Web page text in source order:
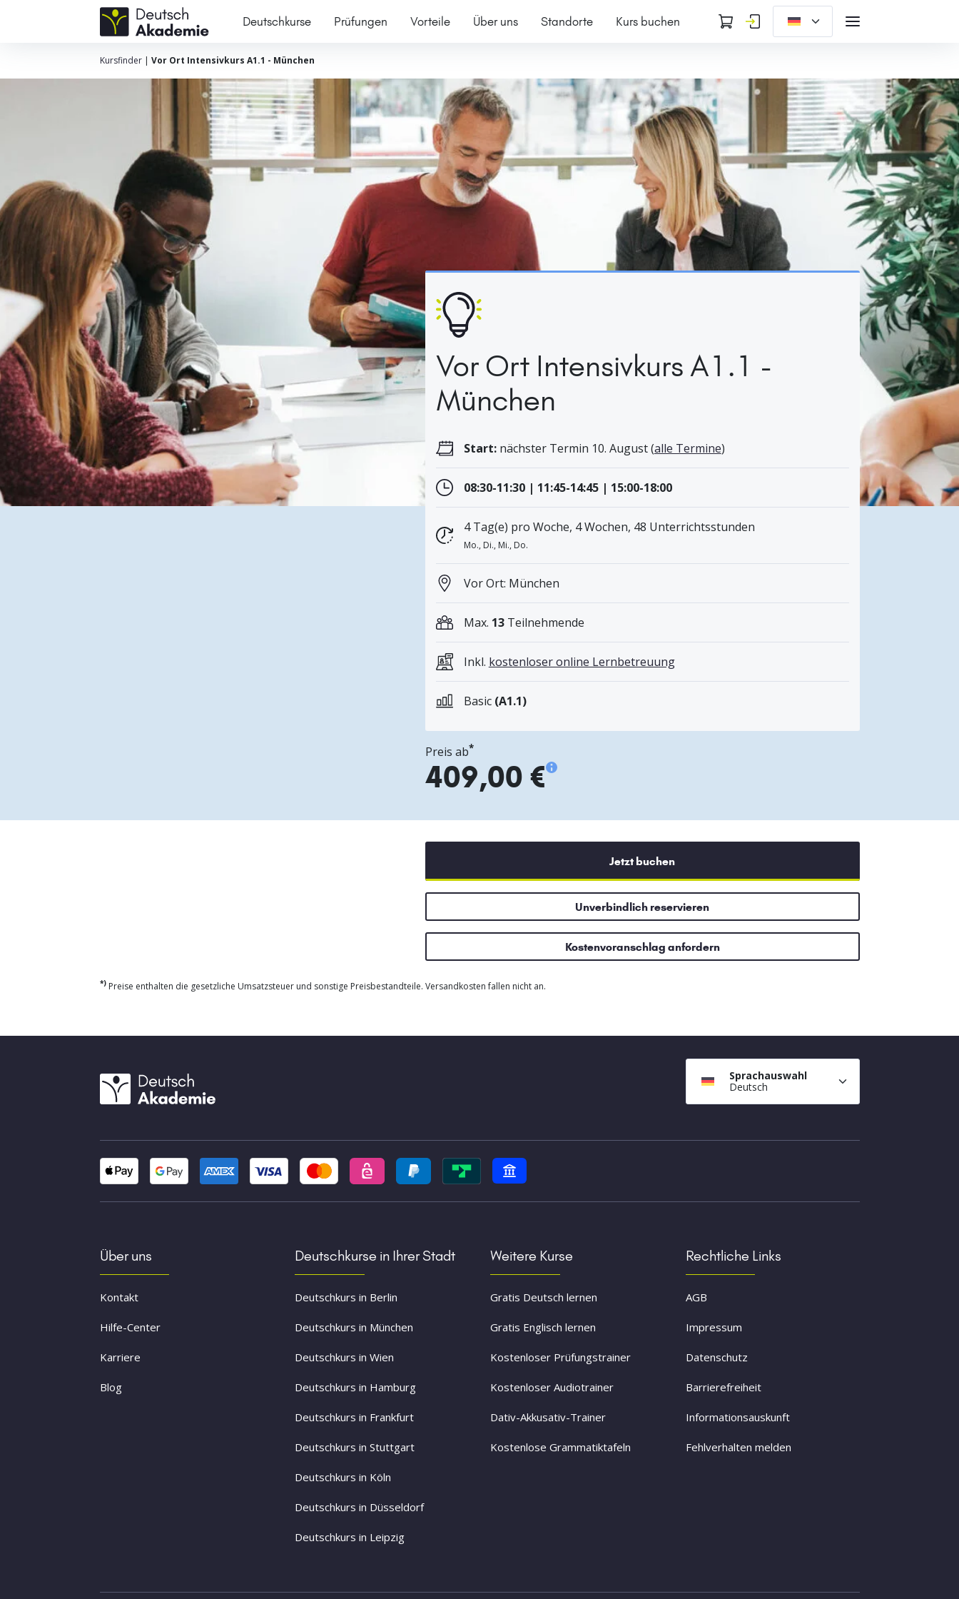
Deutschkurse Prüfungen Vorteile Über uns Standorte Kurs buchen
Kursfinder| Vor Ort Intensivkurs A1.1 - München
Vor Ort Intensivkurs A1.1 -
München
Start:nächster Termin 10. August (alle Termine)
08:30-11:30 | 11:45-14:45 | 15:00-18:00
4 Tag(e) pro Woche, 4 Wochen, 48 Unterrichtsstunden
Mo., Di., Mi., Do.
Vor Ort: München
Max. 13Teilnehmende
Inkl. kostenloser online Lernbetreuung
Basic (A1.1)
Preis ab*
409,00 €
Jetzt buchen
Unverbindlich reservieren
Kostenvoranschlag anfordern
*)Preise enthalten die gesetzliche Umsatzsteuer und sonstige Preisbestandteile. Versandkosten fallen nicht an.
Sprachauswahl
Deutsch
Über uns
Kontakt
Hilfe-Center
Karriere
Blog
Deutschkurse in Ihrer Stadt
Deutschkurs in Berlin
Deutschkurs in München
Deutschkurs in Wien
Deutschkurs in Hamburg
Deutschkurs in Frankfurt
Deutschkurs in Stuttgart
Deutschkurs in Köln
Deutschkurs in Düsseldorf
Deutschkurs in Leipzig
Weitere Kurse
Gratis Deutsch lernen
Gratis Englisch lernen
Kostenloser Prüfungstrainer
Kostenloser Audiotrainer
Dativ-Akkusativ-Trainer
Kostenlose Grammatiktafeln
Rechtliche Links
AGB
Impressum
Datenschutz
Barrierefreiheit
Informationsauskunft
Fehlverhalten melden